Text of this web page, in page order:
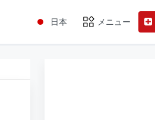
日本 メニュー